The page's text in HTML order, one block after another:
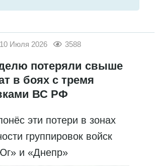
Июля 2026 3588
потеряли свыше
в боях с тремя
ВС РФ
эти потери в зонах
группировок войск
и «Днепр»